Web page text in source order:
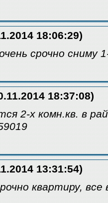
18:06:29)
срочно сниму
18:37:08)
2-х комн.кв. в
13:31:54)
квартиру,